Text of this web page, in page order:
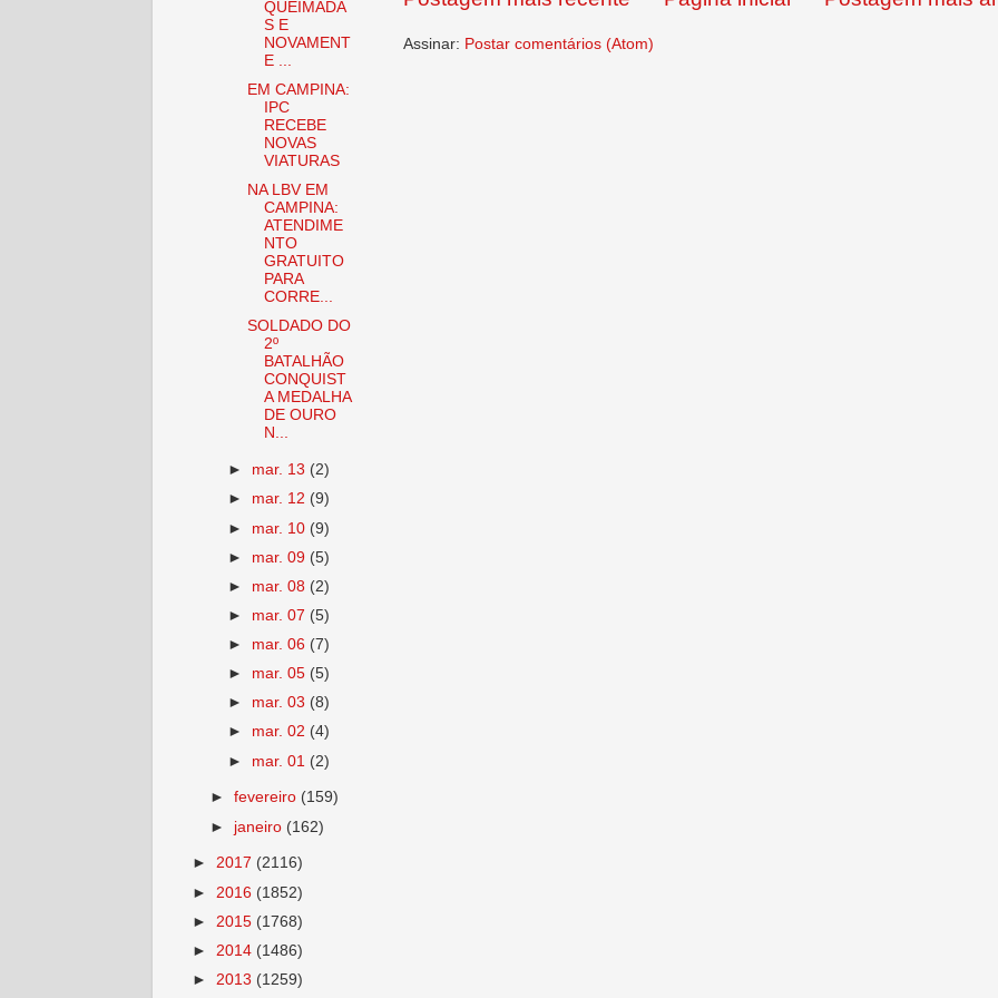
Assinar: Postar comentários (Atom)
QUEIMADA
S E
NOVAMENT
E ...
EM CAMPINA:
IPC
RECEBE
NOVAS
VIATURAS
NA LBV EM
CAMPINA:
ATENDIME
NTO
GRATUITO
PARA
CORRE...
SOLDADO DO
2º
BATALHÃO
CONQUIST
A MEDALHA
DE OURO
N...
► mar. 13 (2)
► mar. 12 (9)
► mar. 10 (9)
► mar. 09 (5)
► mar. 08 (2)
► mar. 07 (5)
► mar. 06 (7)
► mar. 05 (5)
► mar. 03 (8)
► mar. 02 (4)
► mar. 01 (2)
►fevereiro (159)
► janeiro (162)
► 2017 (2116)
► 2016 (1852)
► 2015 (1768)
► 2014 (1486)
► 2013 (1259)